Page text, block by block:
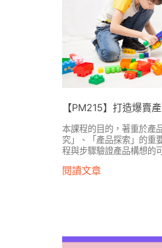
【PM215】打造爆賣
本課程的目的，著重於產
究」、「產品探索」的重
程與步驟驗證產品構想的
閱讀文章